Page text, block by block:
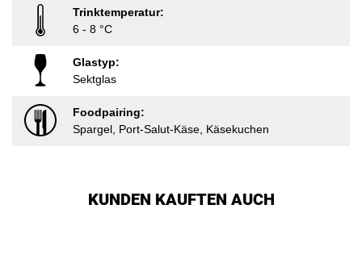
Trinktemperatur:
6 - 8 °C
Glastyp:
Sektglas
Foodpairing:
Spargel, Port-Salut-Käse, Käsekuchen
KUNDEN KAUFTEN AUCH